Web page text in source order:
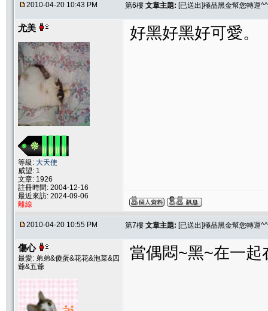
2010-04-20 10:43 PM 第6樓 文章主題: [已送出]極品黑金幫您轉運
尤美
等級: 大天使
威望: 1
文章: 1926
註冊時間: 2004-12-16
最近來訪: 2024-09-06
離線
好黑好黑好可愛。
2010-04-20 10:55 PM 第7樓 文章主題: [已送出]極品黑金幫您轉運
傷心
最愛: 弟弟&傻蛋&花花&泡菜&四
爺&五爺
當偶悶~黑~在一起